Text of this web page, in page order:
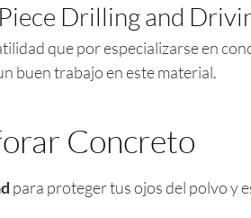
Drilling and
que por especializarse en
buen trabajo en este material.
Concreto
para proteger tus ojos del polvo y